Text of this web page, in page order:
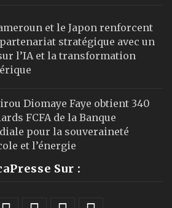
et le Japon renforcent
stratégique avec un
l’IA et la transformation
Diomaye Faye obtient 340
FCFA de la Banque
pour la souveraineté
et l’énergie
Sur :